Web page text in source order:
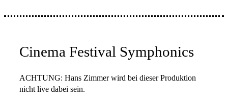
Cinema Festival Symphonics
ACHTUNG: Hans Zimmer wird bei dieser Produktion
nicht live dabei sein.